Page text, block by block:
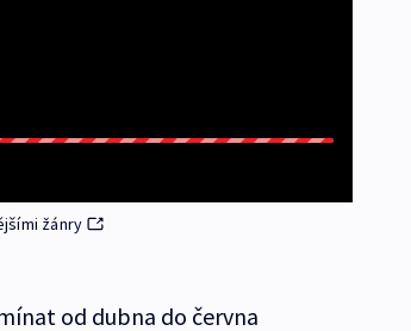
žánry
od dubna do června